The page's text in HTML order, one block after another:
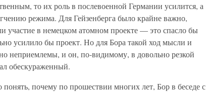
то их роль в послевоенной Германии усилится, а
режима. Для Гейзенберга было крайне важно,
участие в немецком атомном проекте — это спасло бы
усилило бы проект. Но для Бора такой ход мысли и
неприемлемы, и он, по-видимому, в довольно резкой
обескураженный.
почему по прошествии многих лет, Бор в беседе с